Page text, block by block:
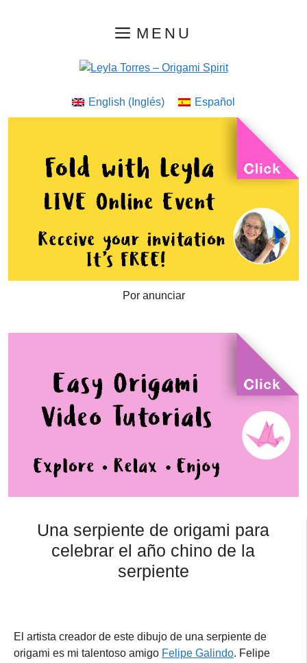
MENU
English ( Inglés) Español
Por anunciar
Una serpiente de origami para
celebrar el año chino de la
serpiente
El artista creador de este dibujo de una serpiente de
origami es mi talentoso amigo Felipe Galindo. Felipe